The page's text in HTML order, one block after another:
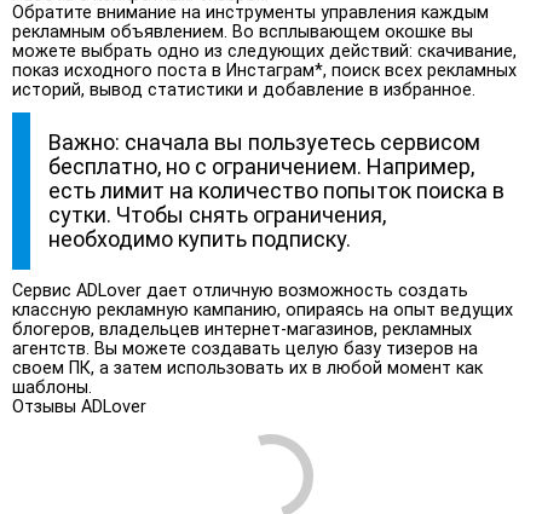
Обратите внимание на инструменты управления каждым
рекламным объявлением. Во всплывающем окошке вы
можете выбрать одно из следующих действий: скачивание,
показ исходного поста в Инстаграм*, поиск всех рекламных
историй, вывод статистики и добавление в избранное.
Важно: сначала вы пользуетесь сервисом
бесплатно, но с ограничением. Например,
есть лимит на количество попыток поиска в
сутки. Чтобы снять ограничения,
необходимо купить подписку.
Сервис ADLover дает отличную возможность создать
классную рекламную кампанию, опираясь на опыт ведущих
блогеров, владельцев интернет-магазинов, рекламных
агентств. Вы можете создавать целую базу тизеров на
своем ПК, а затем использовать их в любой момент как
шаблоны.
Отзывы ADLover